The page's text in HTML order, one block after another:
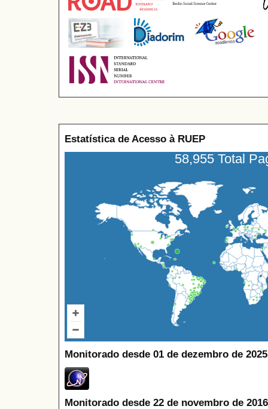
Estatística de Acesso à RUEP
58,955 Total
Monitorado desde 01 de dezembro de
Monitorado desde 22 de novembro de